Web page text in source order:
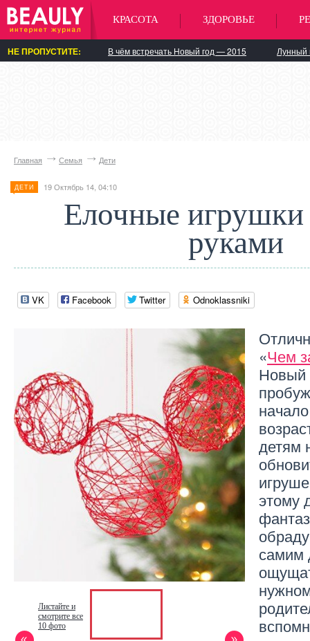
КРАСОТА ЗДОРОВЬЕ
НЕ ПРОПУСТИТЕ: В чём встречать Новый год — 2015 Лунный
Главная Семья Дети
ДЕТИ 19 Октябрь 14, 04:10
Елочные
руками
VK Facebook Twitter Odnoklassniki
Листайте и
смотрите все
10 фото
«Чем
Новый
детям
этому
самим